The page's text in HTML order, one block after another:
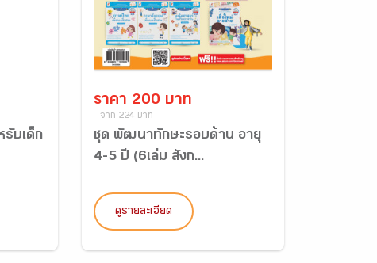
รับเด็ก
ราคา 200 บาท
จาก 224 บาท
ชุด พัฒนาทักษะรอบด้าน อายุ
4-5 ปี (6เล่ม สังก...
ดูรายละเอียด